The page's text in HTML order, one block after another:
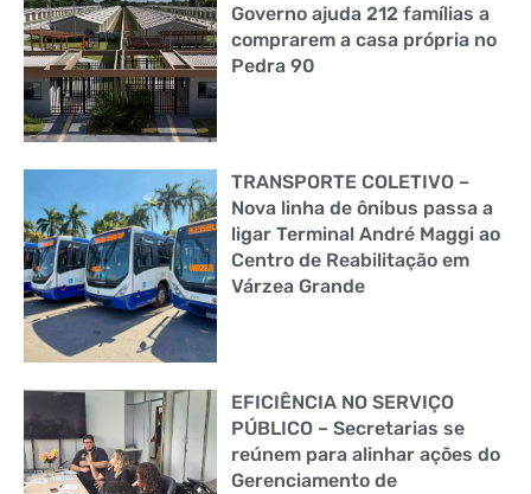
Governo ajuda 212 famílias a
comprarem a casa própria no
Pedra 90
TRANSPORTE COLETIVO –
Nova linha de ônibus passa a
ligar Terminal André Maggi ao
Centro de Reabilitação em
Várzea Grande
EFICIÊNCIA NO SERVIÇO
PÚBLICO – Secretarias se
reúnem para alinhar ações do
Gerenciamento de